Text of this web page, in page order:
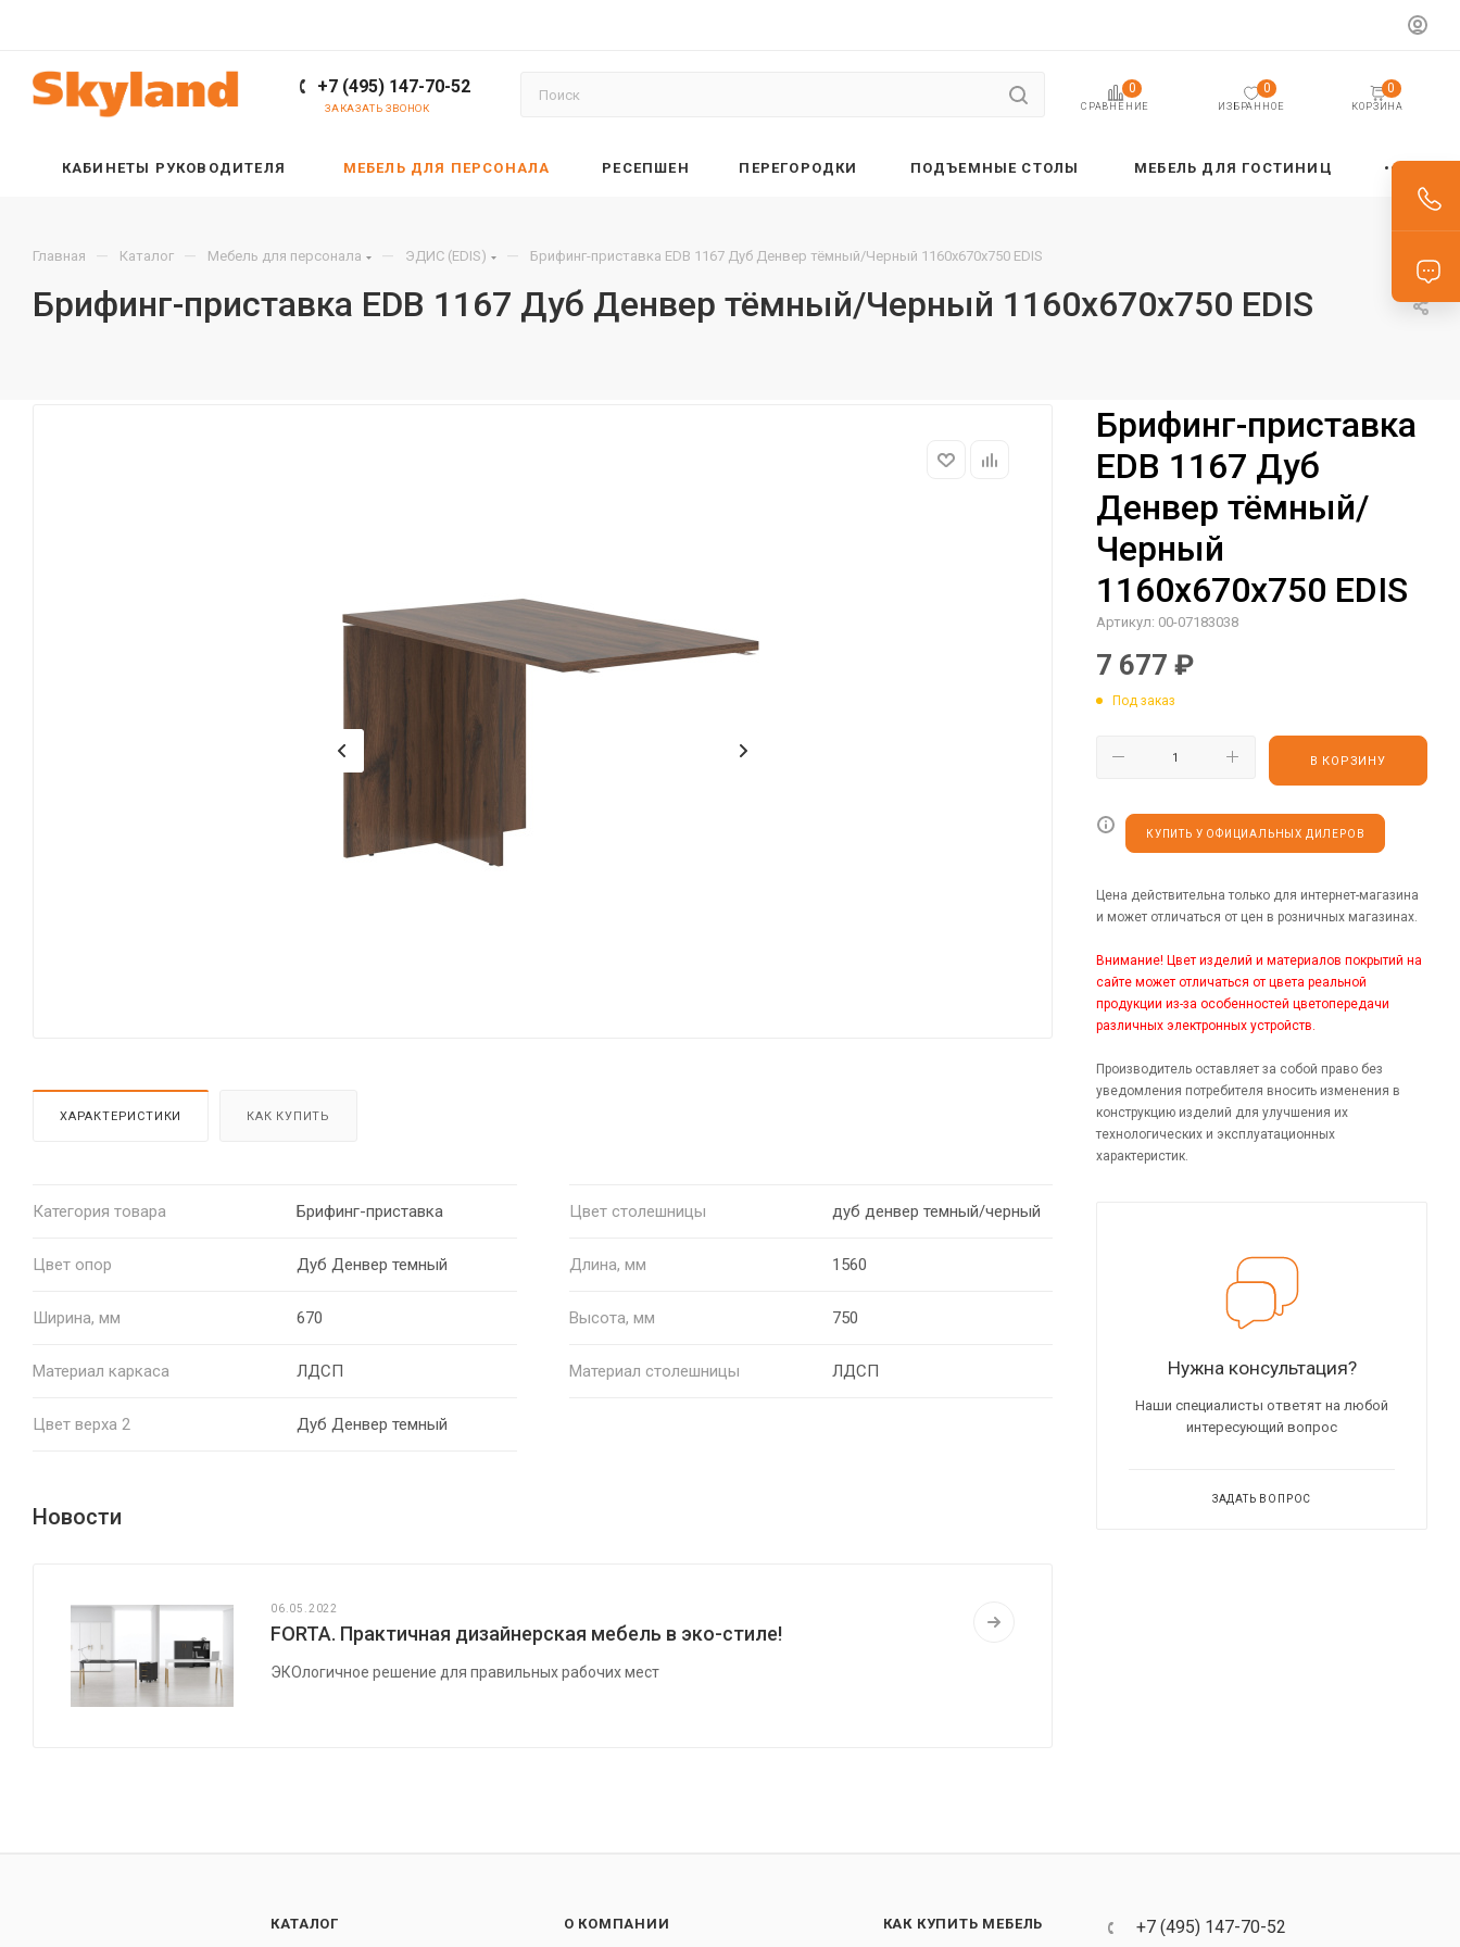
+7 (495) 147-70-52
ЗАКАЗАТЬ ЗВОНОК СРАВНЕНИЕ
0
ИЗБРАННОЕ
0
КОРЗИНА
0
КАБИНЕТЫ РУКОВОДИТЕЛЯ МЕБЕЛЬ ДЛЯ ПЕРСОНАЛА РЕСЕПШЕН ПЕРЕГОРОДКИ ПОДЪЕМНЫЕ СТОЛЫ МЕБЕЛЬ ДЛЯ ГОСТИНИЦ
Главная — Каталог — Мебель для персонала — ЭДИС (EDIS) — Брифинг-приставка EDB 1167 Дуб Денвер тёмный/Черный 1160х670х750 EDIS
Брифинг-приставка EDB 1167 Дуб Денвер тёмный/Черный 1160х670х750 EDIS
ХАРАКТЕРИСТИКИ КАК КУПИТЬ
Категория товара Брифинг-приставка Цвет столешницы дуб денвер темный/черный
Цвет опор Дуб Денвер темный Длина, мм 1560
Ширина, мм 670 Высота, мм 750
Материал каркаса ЛДСП Материал столешницы ЛДСП
Цвет верха 2 Дуб Денвер темный
Новости
06.05.2022
FORTA. Практичная дизайнерская мебель в эко-стиле!
ЭКОлогичное решение для правильных рабочих мест
Брифинг-приставка
EDB 1167 Дуб
Денвер тёмный/
Черный
1160х670х750 EDIS
Артикул: 00-07183038
7 677 ₽
Под заказ
В КОРЗИНУ
КУПИТЬ У ОФИЦИАЛЬНЫХ ДИЛЕРОВ
Цена действительна только для интернет-магазина
и может отличаться от цен в розничных магазинах.
Внимание! Цвет изделий и материалов покрытий на
сайте может отличаться от цвета реальной
продукции из-за особенностей цветопередачи
различных электронных устройств.
Производитель оставляет за собой право без
уведомления потребителя вносить изменения в
конструкцию изделий для улучшения их
технологических и эксплуатационных
характеристик.
Нужна консультация?
Наши специалисты ответят на любой
интересующий вопрос
ЗАДАТЬ ВОПРОС
КАТАЛОГ О КОМПАНИИ КАК КУПИТЬ МЕБЕЛЬ +7 (495) 147-70-52